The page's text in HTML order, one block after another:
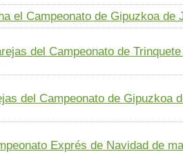
el Campeonato de Gipuzkoa de
del Campeonato de
del Campeonato de Gipuzkoa
Exprés de Navidad de